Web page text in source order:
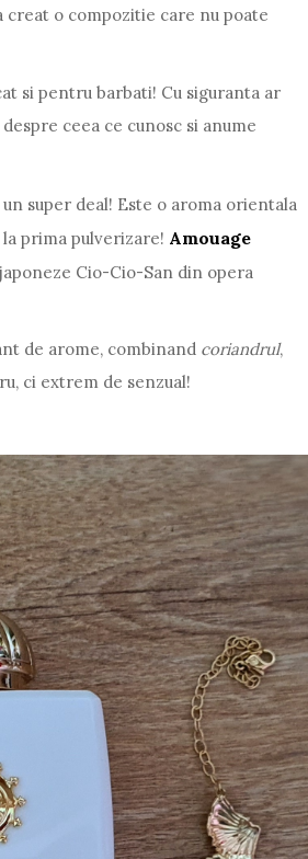
creat o compozitie care nu poate
si pentru barbati! Cu siguranta ar
ceea ce cunosc si anume
un super deal! Este o aroma orientala
prima pulverizare! Amouage
Cio-Cio-San din opera
de arome, combinand coriandrul,
ci extrem de senzual!